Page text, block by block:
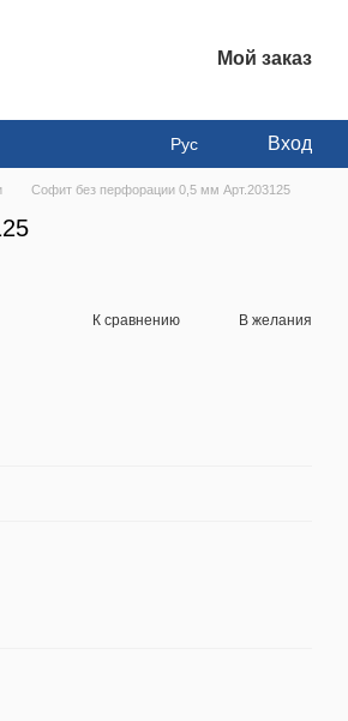
Мой заказ
Рус Вход
Софит без перфорации 0,5 мм Арт.203125
К сравнению В желания